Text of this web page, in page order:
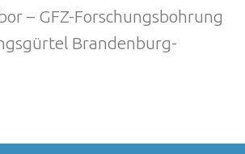
– GFZ-Forschungsbohrung
Brandenburg-